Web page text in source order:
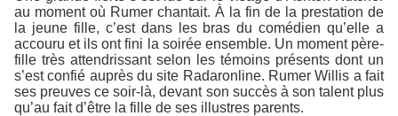
au moment où Rumer chantait. À la fin de la prestation de
la jeune fille, c’est dans les bras du comédien qu’elle a
accouru et ils ont fini la soirée ensemble. Un moment père-
fille très attendrissant selon les témoins présents dont un
s’est confié auprès du site Radaronline. Rumer Willis a fait
ses preuves ce soir-là, devant son succès à son talent plus
qu’au fait d’être la fille de ses illustres parents.